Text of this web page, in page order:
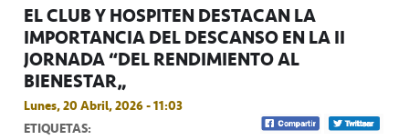
EL CLUB Y HOSPITEN DESTACAN LA
IMPORTANCIA DEL DESCANSO EN LA II
JORNADA “DEL RENDIMIENTO AL
BIENESTAR”
Lunes, 20 Abril, 2026 - 11:03
ETIQUETAS: